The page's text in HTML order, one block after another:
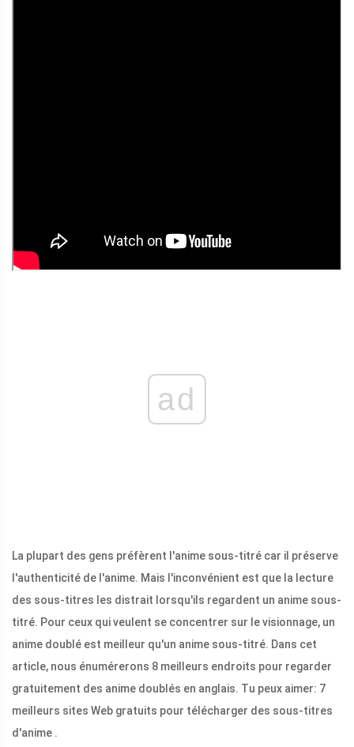
ad
La plupart des gens préfèrent l'anime sous-titré car il préserve
l'authenticité de l'anime. Mais l'inconvénient est que la lecture
des sous-titres les distrait lorsqu'ils regardent un anime sous-
titré. Pour ceux qui veulent se concentrer sur le visionnage, un
anime doublé est meilleur qu'un anime sous-titré. Dans cet
article, nous énumérerons 8 meilleurs endroits pour regarder
gratuitement des anime doublés en anglais. Tu peux aimer: 7
meilleurs sites Web gratuits pour télécharger des sous-titres
d'anime .